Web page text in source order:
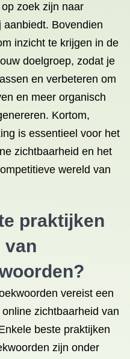
zoek zijn naar
Bovendien
inzicht te krijgen in de
doelgroep, zodat je
en verbeteren om
en meer organisch
Kortom,
is essentieel voor het
zichtbaarheid en het
wereld van
praktijken
van
vereist een
zichtbaarheid van
beste praktijken
zijn onder